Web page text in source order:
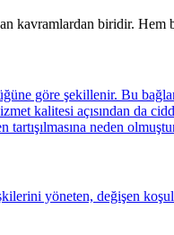
kavramlardan biridir. Hem